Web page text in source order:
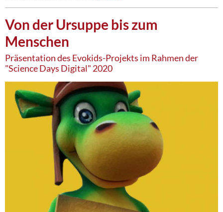
Von der Ursuppe bis zum
Menschen
Präsentation des Evokids-Projekts im Rahmen der
"Science Days Digital" 2020